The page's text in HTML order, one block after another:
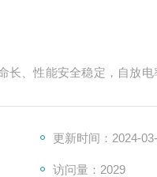
长、性能安全稳定，自放
更新时间：2024-
访问量：2029